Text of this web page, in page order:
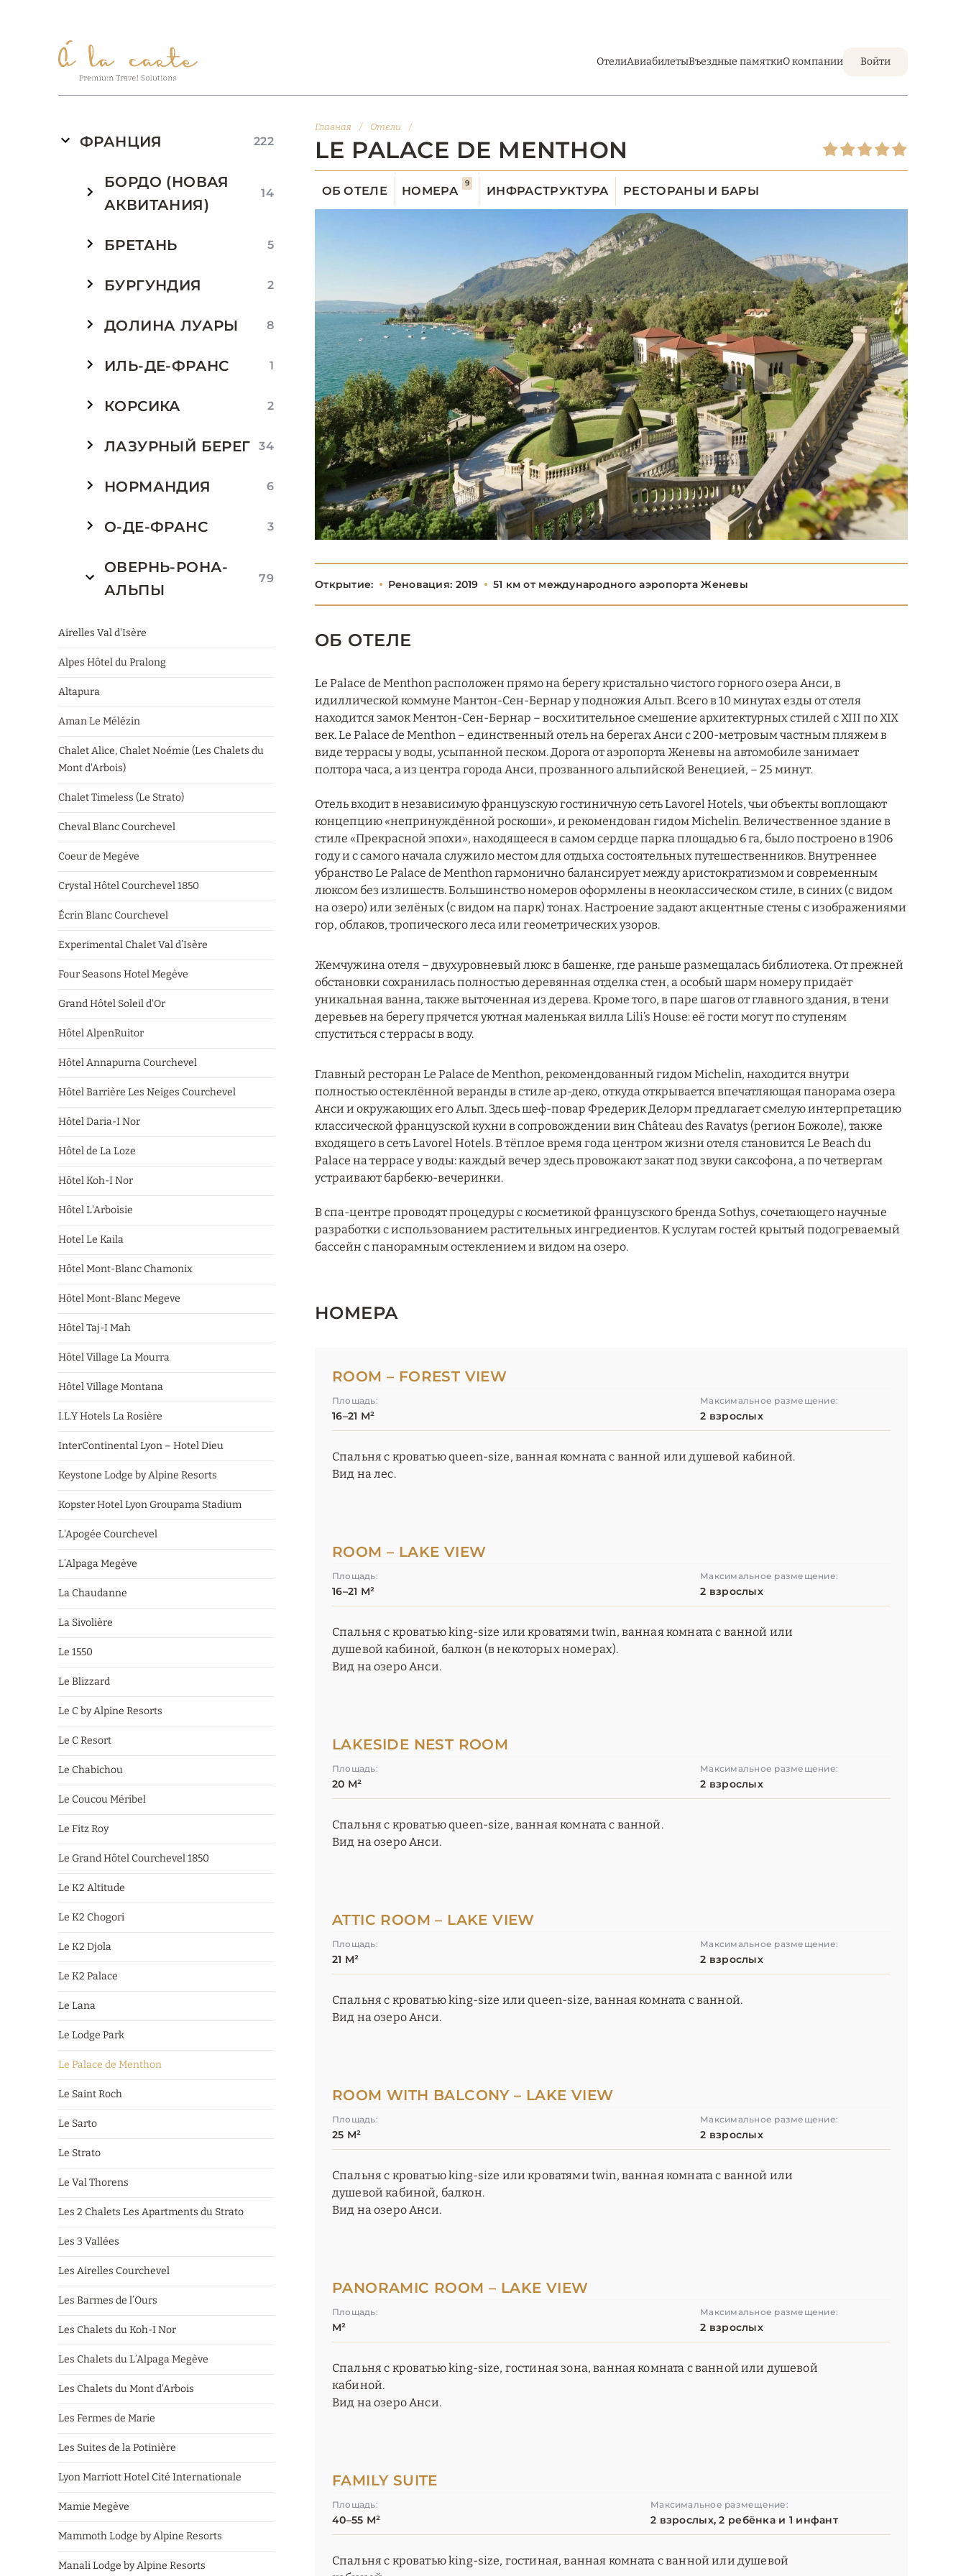
ОтелиАвиабилетыВъездные памяткиО компании Войти
ФРАНЦИЯ 222
БОРДО (НОВАЯ
АКВИТАНИЯ)
14
БРЕТАНЬ 5
БУРГУНДИЯ 2
ДОЛИНА ЛУАРЫ 8
ИЛЬ-ДЕ-ФРАНС 1
КОРСИКА 2
ЛАЗУРНЫЙ БЕРЕГ 34
НОРМАНДИЯ 6
О-ДЕ-ФРАНС 3
ОВЕРНЬ-РОНА-
АЛЬПЫ
79
Airelles Val d'Isère
Alpes Hôtel du Pralong
Altapura
Aman Le Mélézin
Chalet Alice, Chalet Noémie (Les Chalets du
Mont d'Arbois)
Chalet Timeless (Le Strato)
Cheval Blanc Courchevel
Coeur de Megéve
Crystal Hôtel Courchevel 1850
Écrin Blanc Courchevel
Experimental Chalet Val d’Isère
Four Seasons Hotel Megève
Grand Hôtel Soleil d'Or
Hôtel AlpenRuitor
Hôtel Annapurna Courchevel
Hôtel Barrière Les Neiges Courchevel
Hôtel Daria-I Nor
Hôtel de La Loze
Hôtel Koh-I Nor
Hôtel L'Arboisie
Hotel Le Kaila
Hôtel Mont-Blanc Chamonix
Hôtel Mont-Blanc Megeve
Hôtel Taj-I Mah
Hôtel Village La Mourra
Hôtel Village Montana
I.L.Y Hotels La Rosière
InterContinental Lyon – Hotel Dieu
Keystone Lodge by Alpine Resorts
Kopster Hotel Lyon Groupama Stadium
L'Apogée Courchevel
L’Alpaga Megève
La Chaudanne
La Sivolière
Le 1550
Le Blizzard
Le C by Alpine Resorts
Le C Resort
Le Chabichou
Le Coucou Méribel
Le Fitz Roy
Le Grand Hôtel Courchevel 1850
Le K2 Altitude
Le K2 Chogori
Le K2 Djola
Le K2 Palace
Le Lana
Le Lodge Park
Le Palace de Menthon
Le Saint Roch
Le Sarto
Le Strato
Le Val Thorens
Les 2 Chalets Les Apartments du Strato
Les 3 Vallées
Les Airelles Courchevel
Les Barmes de l’Ours
Les Chalets du Koh-I Nor
Les Chalets du L’Alpaga Megève
Les Chalets du Mont d'Arbois
Les Fermes de Marie
Les Suites de la Potinière
Lyon Marriott Hotel Cité Internationale
Mamie Megève
Mammoth Lodge by Alpine Resorts
Manali Lodge by Alpine Resorts
Главная / Отели /
LE PALACE DE MENTHON
ОБ ОТЕЛЕ НОМЕРА
9
ИНФРАСТРУКТУРА РЕСТОРАНЫ И БАРЫ
Открытие: Реновация: 2019 51 км от международного аэропорта Женевы
ОБ ОТЕЛЕ
Le Palace de Menthon расположен прямо на берегу кристально чистого горного озера Анси, в
идиллической коммуне Мантон-Сен-Бернар у подножия Альп. Всего в 10 минутах езды от отеля
находится замок Ментон-Сен-Бернар – восхитительное смешение архитектурных стилей с XIII по XIX
век. Le Palace de Menthon – единственный отель на берегах Анси с 200-метровым частным пляжем в
виде террасы у воды, усыпанной песком. Дорога от аэропорта Женевы на автомобиле занимает
полтора часа, а из центра города Анси, прозванного альпийской Венецией, – 25 минут.
Отель входит в независимую французскую гостиничную сеть Lavorel Hotels, чьи объекты воплощают
концепцию «непринуждённой роскоши», и рекомендован гидом Michelin. Величественное здание в
стиле «Прекрасной эпохи», находящееся в самом сердце парка площадью 6 га, было построено в 1906
году и с самого начала служило местом для отдыха состоятельных путешественников. Внутреннее
убранство Le Palace de Menthon гармонично балансирует между аристократизмом и современным
люксом без излишеств. Большинство номеров оформлены в неоклассическом стиле, в синих (с видом
на озеро) или зелёных (с видом на парк) тонах. Настроение задают акцентные стены с изображениями
гор, облаков, тропического леса или геометрических узоров.
Жемчужина отеля – двухуровневый люкс в башенке, где раньше размещалась библиотека. От прежней
обстановки сохранилась полностью деревянная отделка стен, а особый шарм номеру придаёт
уникальная ванна, также выточенная из дерева. Кроме того, в паре шагов от главного здания, в тени
деревьев на берегу прячется уютная маленькая вилла Lili’s House: её гости могут по ступеням
спуститься с террасы в воду.
Главный ресторан Le Palace de Menthon, рекомендованный гидом Michelin, находится внутри
полностью остеклённой веранды в стиле ар-деко, откуда открывается впечатляющая панорама озера
Анси и окружающих его Альп. Здесь шеф-повар Фредерик Делорм предлагает смелую интерпретацию
классической французской кухни в сопровождении вин Château des Ravatys (регион Божоле), также
входящего в сеть Lavorel Hotels. В тёплое время года центром жизни отеля становится Le Beach du
Palace на террасе у воды: каждый вечер здесь провожают закат под звуки саксофона, а по четвергам
устраивают барбекю-вечеринки.
В спа-центре проводят процедуры с косметикой французского бренда Sothys, сочетающего научные
разработки с использованием растительных ингредиентов. К услугам гостей крытый подогреваемый
бассейн с панорамным остеклением и видом на озеро.
НОМЕРА
ROOM – FOREST VIEW
Площадь:
16–21 М²
Максимальное размещение:
2 взрослых
Спальня с кроватью queen-size, ванная комната с ванной или душевой кабиной.
Вид на лес.
ROOM – LAKE VIEW
Площадь:
16–21 М²
Максимальное размещение:
2 взрослых
Спальня с кроватью king-size или кроватями twin, ванная комната с ванной или
душевой кабиной, балкон (в некоторых номерах).
Вид на озеро Анси.
LAKESIDE NEST ROOM
Площадь:
20 М²
Максимальное размещение:
2 взрослых
Спальня с кроватью queen-size, ванная комната с ванной.
Вид на озеро Анси.
ATTIC ROOM – LAKE VIEW
Площадь:
21 М²
Максимальное размещение:
2 взрослых
Спальня с кроватью king-size или queen-size, ванная комната с ванной.
Вид на озеро Анси.
ROOM WITH BALCONY – LAKE VIEW
Площадь:
25 М²
Максимальное размещение:
2 взрослых
Спальня с кроватью king-size или кроватями twin, ванная комната с ванной или
душевой кабиной, балкон.
Вид на озеро Анси.
PANORAMIC ROOM – LAKE VIEW
Площадь:
М²
Максимальное размещение:
2 взрослых
Спальня с кроватью king-size, гостиная зона, ванная комната с ванной или душевой
кабиной.
Вид на озеро Анси.
FAMILY SUITE
Площадь:
40–55 М²
Максимальное размещение:
2 взрослых, 2 ребёнка и 1 инфант
Спальня с кроватью king-size, гостиная, ванная комната с ванной или душевой